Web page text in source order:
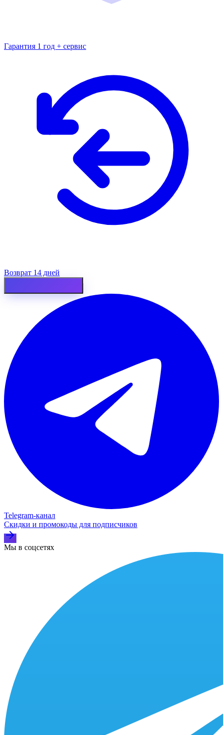
Гарантия 1 год + сервис
Возврат 14 дней
Telegram‑канал
Скидки и промокоды для подписчиков
Мы в соцсетях